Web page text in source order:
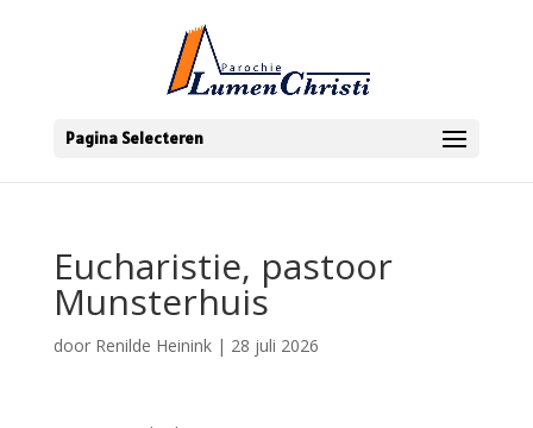
Pagina Selecteren
Eucharistie, pastoor
Munsterhuis
door Renilde Heinink| 28 juli 2026